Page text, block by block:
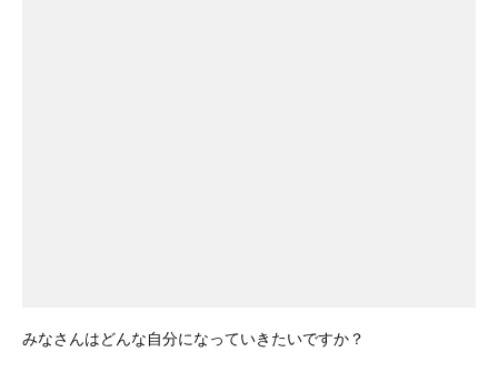
みなさんはどんな自分になっていきたいですか？